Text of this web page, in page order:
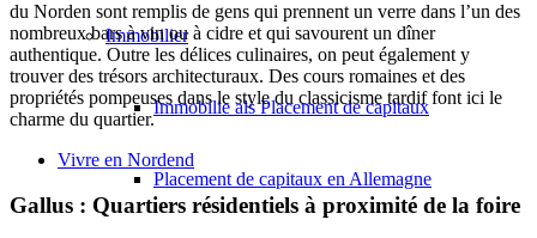
Immobilier
Immobilie als Placement de capitaux
Placement de capitaux en Allemagne
du Norden sont remplis de gens qui prennent un verre dans l’un des
nombreux bars à vin ou à cidre et qui savourent un dîner
authentique. Outre les délices culinaires, on peut également y
trouver des trésors architecturaux. Des cours romaines et des
propriétés pompeuses dans le style du classicisme tardif font ici le
charme du quartier.
Vivre en Nordend
Gallus : Quartiers résidentiels à proximité de la foire